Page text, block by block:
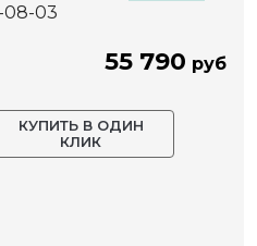
08-03
55 790 руб
КУПИТЬ В ОДИН
КЛИК